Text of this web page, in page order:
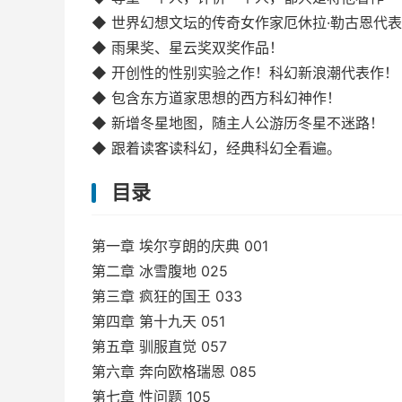
◆ 世界幻想文坛的传奇女作家厄休拉·勒古恩代
◆ 雨果奖、星云奖双奖作品！
◆ 开创性的性别实验之作！科幻新浪潮代表作！
◆ 包含东方道家思想的西方科幻神作！
◆ 新增冬星地图，随主人公游历冬星不迷路！
◆ 跟着读客读科幻，经典科幻全看遍。
目录
第一章 埃尔亨朗的庆典 001
第二章 冰雪腹地 025
第三章 疯狂的国王 033
第四章 第十九天 051
第五章 驯服直觉 057
第六章 奔向欧格瑞恩 085
第七章 性问题 105